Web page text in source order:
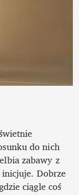
do nich
zabawy z
Dobrze
ciągle coś